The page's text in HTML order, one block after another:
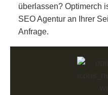
überlassen? Optimerch
SEO Agentur an Ihrer
Anfrage.